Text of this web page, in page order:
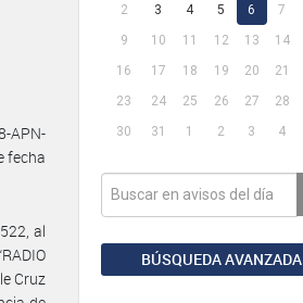
2
3 4 5 6 7
9
10 11 12 13 14
16
17 18 19 20 21
23
24 25 26 27 28
30
31 1 2 3 4
BÚSQUEDA AVANZADA
APN-
fecha
al
Cruz